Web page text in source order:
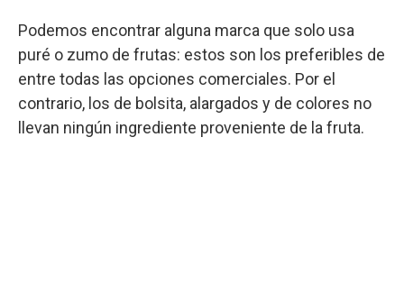
Podemos encontrar alguna marca que solo usa
puré o zumo de frutas: estos son los preferibles de
entre todas las opciones comerciales. Por el
contrario, los de bolsita, alargados y de colores no
llevan ningún ingrediente proveniente de la fruta.